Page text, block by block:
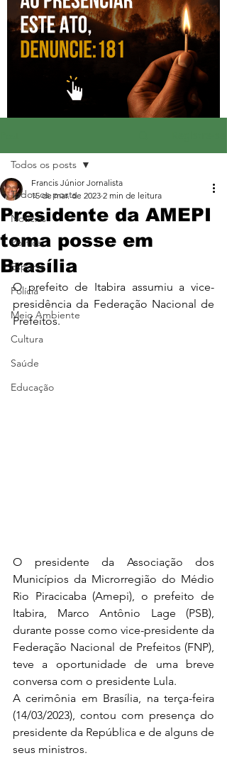
Todos os posts
Notícias
Política
Esporte
Polícia
Meio Ambiente
Cultura
Saúde
Educação
Todos os posts
Presidente da AMEPI
toma posse em
Brasília
Francis Júnior Jornalista
15 de mar. de 2023 2 min de leitura
O prefeito de Itabira assumiu a vice-
presidência da Federação Nacional de
Prefeitos.
O presidente da Associação dos
Municípios da Microrregião do Médio
Rio Piracicaba (Amepi), o prefeito de
Itabira, Marco Antônio Lage (PSB),
durante posse como vice-presidente da
Federação Nacional de Prefeitos (FNP),
teve a oportunidade de uma breve
conversa com o presidente Lula.
A cerimônia em Brasília, na terça-feira
(14/03/2023), contou com presença do
presidente da República e de alguns de
seus ministros.